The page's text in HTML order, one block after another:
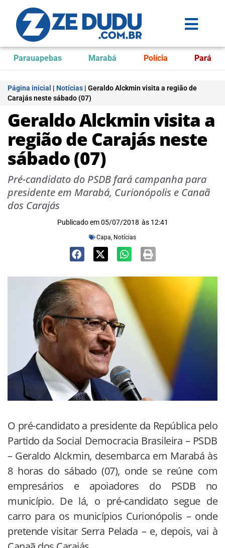
Parauapebas Marabá Polícia Pará
Página inicial | Notícias | Geraldo Alckmin visita a região de
Carajás neste sábado (07)
Geraldo Alckmin visita a
região de Carajás neste
sábado (07)
Pré-candidato do PSDB fará campanha para
presidente em Marabá, Curionópolis e Canaã
dos Carajás
Publicado em 05/07/2018 às 12:41
Capa, Notícias
O pré-candidato a presidente da República pelo
Partido da Social Democracia Brasileira – PSDB
– Geraldo Alckmin, desembarca em Marabá às
8 horas do sábado (07), onde se reúne com
empresários e apoiadores do PSDB no
município. De lá, o pré-candidato segue de
carro para os municípios Curionópolis – onde
pretende visitar Serra Pelada – e, depois, vai à